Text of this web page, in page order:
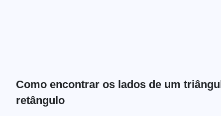
Como encontrar os lados de um
retângulo